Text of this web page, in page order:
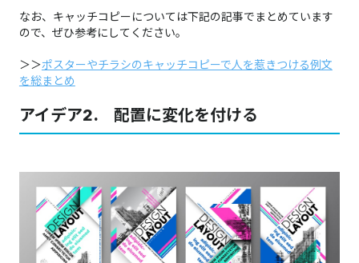
なお、キャッチコピーについては下記の記事でまとめています
ので、ぜひ参考にしてください。​​​​​​​​​​​​​​​​​​​​​​​​​​​​​​​​​​​
＞＞ポスターやチラシのキャッチコピーで人を惹きつける例文
を総まとめ
アイデア2. 配置に変化を付ける